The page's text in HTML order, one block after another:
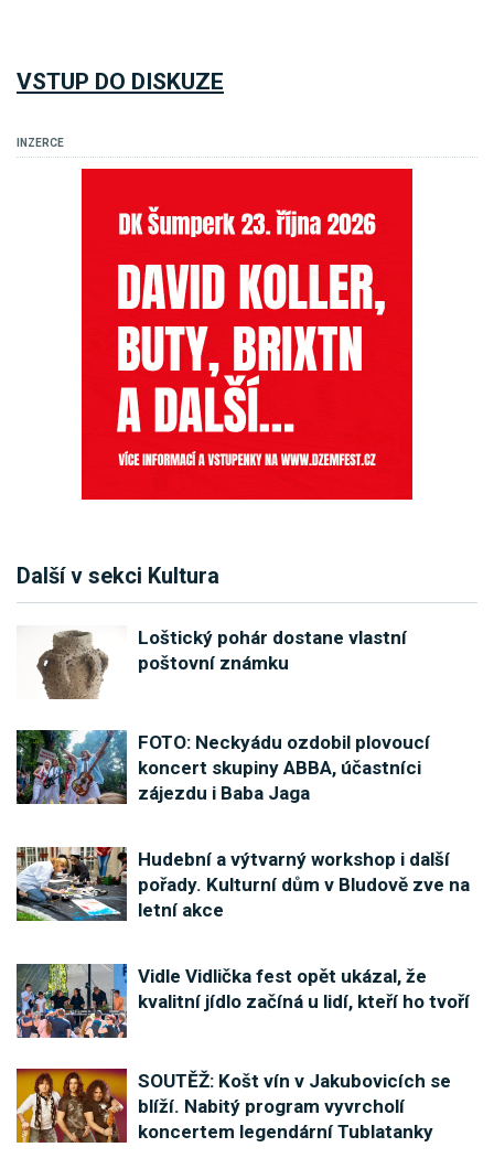
VSTUP DO DISKUZE
INZERCE
Další v sekci Kultura
Loštický pohár dostane vlastní
poštovní známku
FOTO: Neckyádu ozdobil plovoucí
koncert skupiny ABBA, účastníci
zájezdu i Baba Jaga
Hudební a výtvarný workshop i další
pořady. Kulturní dům v Bludově zve na
letní akce
Vidle Vidlička fest opět ukázal, že
kvalitní jídlo začíná u lidí, kteří ho tvoří
SOUTĚŽ: Košt vín v Jakubovicích se
blíží. Nabitý program vyvrcholí
koncertem legendární Tublatanky